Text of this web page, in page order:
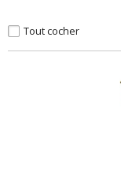
Tout cocher